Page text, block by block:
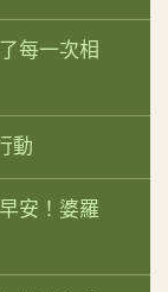
每一次相
動
安！婆羅